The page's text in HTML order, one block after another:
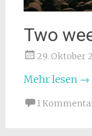
Two
29. Oktober
Mehr lesen →
1